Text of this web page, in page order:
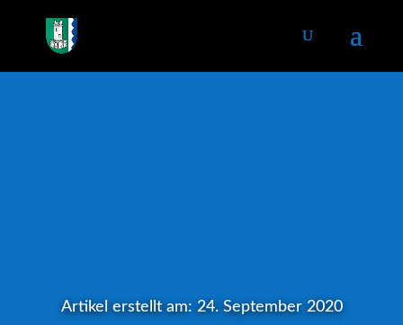
Artikel erstellt am: 24. September 2020